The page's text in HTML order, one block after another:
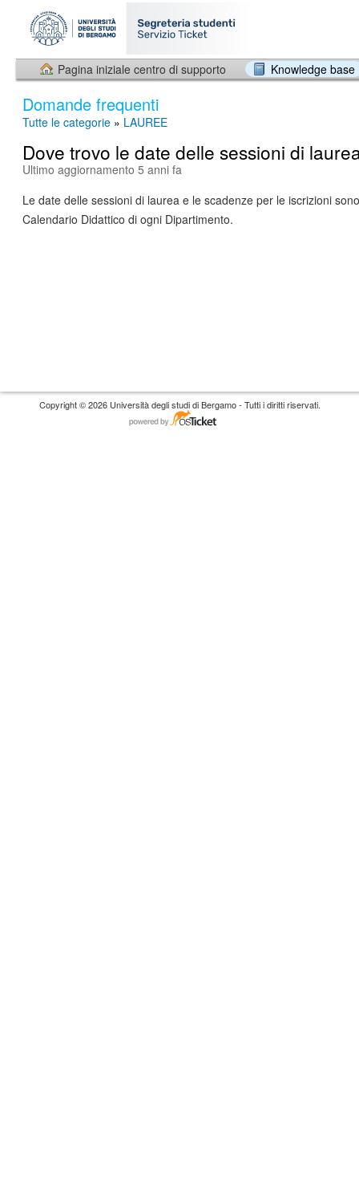
Pagina iniziale centro di supporto Knowledge base
Domande frequenti
Tutte le categorie » LAUREE
Dove trovo le date delle sessioni di
Ultimo aggiornamento 5 anni fa
Le date delle sessioni di laurea e le scadenze per le iscrizioni
Calendario Didattico di ogni Dipartimento.
Copyright © 2026 Università degli studi di Bergamo - Tutti i diritti riservati.